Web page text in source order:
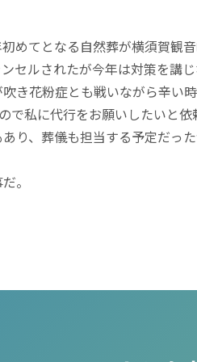
めてとなる自然葬が横須賀観
セルされたが今年は対策を講
き花粉症とも戦いながら辛い
で私に代行をお願いしたいと依
り、葬儀も担当する予定だっ
。